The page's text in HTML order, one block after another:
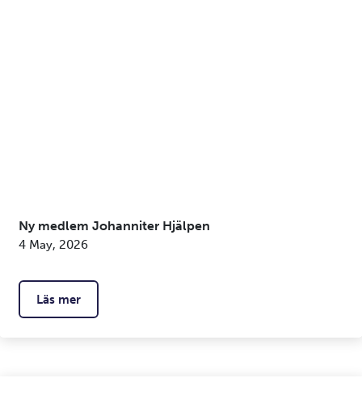
Ny medlem Johanniter Hjälpen
4 May, 2026
Läs mer